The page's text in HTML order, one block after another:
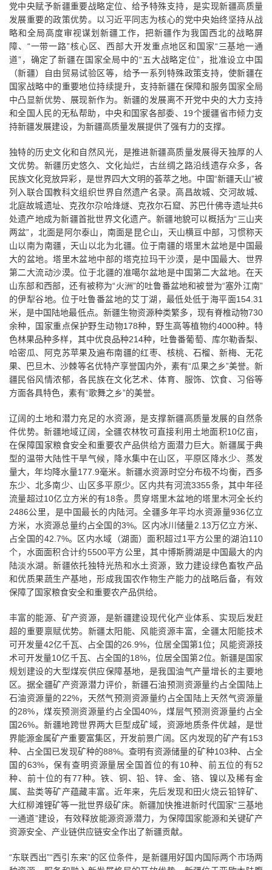
党中央赋予新疆重要战略定位、给予特殊支持，是实现新疆高质量
发展重要的政策优势。以习近平同志为核心的党中央始终坚持从战
略和全局高度审视谋划新疆工作，把新疆作为我国西北的战略屏
障、“一带一路”核心区、西部大开发重点地区和国家“三基地一通
道”，确定了新疆在国家全局中的“五大战略定位”，批准设立中国
（新疆）自由贸易试验区等，给予一系列特殊政策支持，使新疆在
国家战略中的重要地位持续提升，支持新疆在保障和服务国家全局
中凸显新优势、展现新作为。新疆的发展离不开党中央的大力支持
和全国人民的无私帮助，中央和国家各部委、19个援疆省市倾力支
持新疆发展建设，为新疆高质量发展提供了强有力的支撑。
独特的历史文化和自然风光，是推进新疆高质量发展得天独厚的人
文优势。新疆历史悠久、文化灿烂，古丝绸之路沿线遗存众多，各
民族文化竞放异彩，是世界四大文明的荟萃之地。中国“新疆天山”被
列入联合国教科文组织世界自然遗产名录。高昌故城、交河故城、
北庭故城遗址、克孜尔尕哈烽燧、克孜尔石窟、苏巴什佛寺遗址共6
处遗产地成为新疆首批世界文化遗产。新疆地貌可以概括为“三山夹
两盆”，北面是阿尔泰山，南面是昆仑山，天山横亘中部，习惯称天
山以南为南疆，天山以北为北疆。位于南疆的塔里木盆地是中国最
大的盆地。塔里木盆地中部的塔克拉玛干沙漠，是中国最大、世界
第二大流动沙漠。位于北疆的准噶尔盆地是中国第二大盆地。在天
山东部和西部，还有被称为“火洲”的吐鲁番盆地和被誉为“塞外江南”
的伊犁谷地。位于吐鲁番盆地的艾丁湖，最低处低于海平面154.31
米，是中国陆地最低点。新疆生物资源种类繁多，现有脊椎动物730
余种，国家重点保护野生动物178种，野生高等植物约4000种。特
色林果品种多样，其中优良品种214种，吐鲁番葡萄、库尔勒香梨、
哈密瓜、阿克苏苹果及遍布南疆的红枣、核桃、石榴、新梅、无花
果、巴旦木、沙棘等名优特产享誉国内外，素有“瓜果之乡”美誉。新
疆民俗风情浓郁，各民族在文化艺术、体育、服饰、饮食、习俗等
方面各具特色，素有“歌舞之乡”的美誉。
辽阔的土地和潜力充足的水资源，是支撑新疆高质量发展的自然条
件优势。新疆地域辽阔，全疆农林牧可直接利用土地面积10亿亩，
在保障国家粮食安全和重要农产品供给方面潜力巨大。新疆属于典
型的温带大陆性干旱气候，降水集中在山区，平原区降水少、蒸发
量大，年均降水量177.9毫米。新疆水资源时空分布极不均衡，西多
东少、北多南少、山区多平原少。区内共有河流3355条，其中年径
流量超过10亿立方米的有18条。贯穿塔里木盆地的塔里木河全长约
2486公里，是中国最长的内陆河。全疆多年平均水资源量936亿立
方米，水资源总量约占全国的3%。区内冰川储量2.13万亿立方米、
占全国的42.7%。区内水域（湖面）面积超过1平方公里的湖泊110
个，水面面积合计约5500平方公里，其中博斯腾湖是中国最大的内
陆淡水湖。新疆依托独特光热和水土资源，致力建设绿色畜牧产品
和优质果蔬生产基地，形成我国农作物生产能力的战略后备，有效
保障了国家粮食安全和重要农产品供给。
丰富的能源、矿产资源，是新疆建设现代化产业体系、实现后发赶
超的重要禀赋优势。新疆太阳能、风能资源丰富，全疆太阳能技术
可开发量42亿千瓦、占全国的26.9%，位居全国第1位；风能资源技
术可开发量10亿千瓦、占全国的18%，位居全国第2位。新疆是国家
规划建设的大型煤炭供应保障基地，是我国油气产量增长的主要地
区。据全疆矿产资源潜力评价，新疆石油预测资源量约占全国陆上
石油资源量的22%，天然气预测资源量约占全国陆上天然气资源量
的28%，煤炭预测资源量约占全国40%，煤层气预测资源量约占全
国26%。新疆地跨世界两大巨型成矿域，资源地质条件优越，是世
界能源金属矿产重要富集区，开发前景广阔。区内发现的矿产有153
种、占全国已发现矿种的88%。查明有资源储量的矿种103种、占全
国的63%，保有查明资源量居全国首位的有10种、前五位的有52
种、前十位的有77种。铁、铜、铅、锌、金、铬、镍以及稀有金
属、盐类等矿产蕴藏丰富。近年来，先后发现和田火烧云铅锌矿、
大红柳滩锂矿等一批世界级矿床。新疆加快推进新时代国家“三基地
一通道”建设，有效释放能源资源潜力，为保障国家能源和关键矿产
资源安全、产业链供应链安全作出了新疆贡献。
“东联西出”“西引东来”的区位条件，是新疆用好国内国际两个市场两